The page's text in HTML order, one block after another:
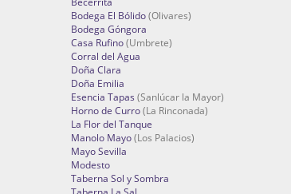
Bodega El Bólido(Olivares)
Bodega Góngora
Casa Rufino(Umbrete)
Corral del Agua
Doña Clara
Doña Emilia
Esencia Tapas (Sanlúcar la Mayor)
Horno de Curro(La Rinconada)
La Flor del Tanque
Manolo Mayo(Los Palacios)
Mayo Sevilla
Modesto
Taberna Sol y Sombra